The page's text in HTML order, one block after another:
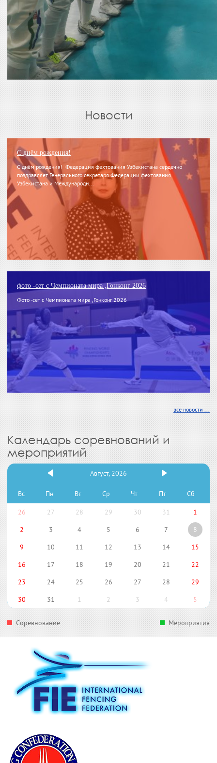
Новости
С днём рождения!
С днём рождения! Федерация фехтования Узбекистана сердечно
поздравляет Генерального секретаря Федерации фехтования
Узбекистана и Международн...
фото -сет с Чемпионата мира ,Гонконг 2026
Фото -сет с Чемпионата мира ,Гонконг 2026
все новости ...
Календарь соревнований и
мероприятий
Август, 2026
Вс Пн Вт Ср Чт Пт Сб
26 27 28 29 30 31
1
2
3 4 5 6 7
8
9
10 11 12 13 14
15
16
17 18 19 20 21
22
23
24 25 26 27 28
29
30
31 1 2 3 4 5
Соревнование Мероприятия